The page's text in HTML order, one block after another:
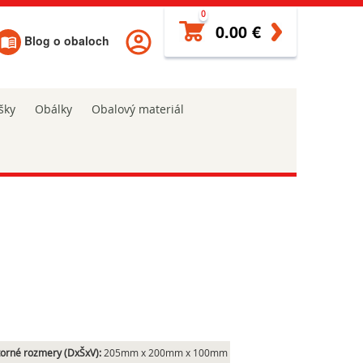
Blog o obaloch
0
0.00 €
Obálky Obalový materiál
rozmery (DxŠxV): 205mm x 200mm x 100mm